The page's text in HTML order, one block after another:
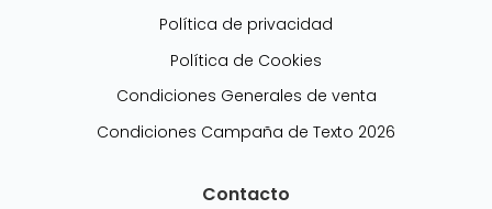
Política de privacidad
Política de Cookies
Condiciones Generales de venta
Condiciones Campaña de Texto 2026
Contacto